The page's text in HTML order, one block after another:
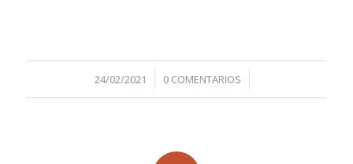
24/02/2021
/ 0 COMENTARIOS
/